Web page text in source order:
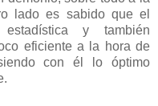
lado es sabido que el
y también
eficiente a la hora de
con él lo óptimo